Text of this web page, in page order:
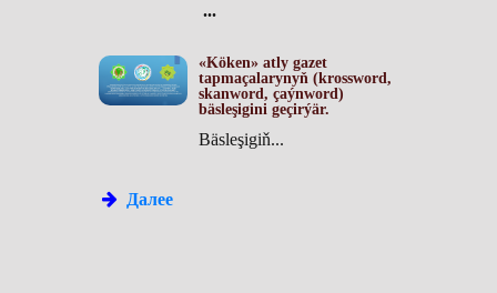
...
«Köken» atly gazet
tapmaçalarynyň (krossword,
skanword, çaýnword)
bäsleşigini geçirýär.
Bäsleşigiň...
Далее